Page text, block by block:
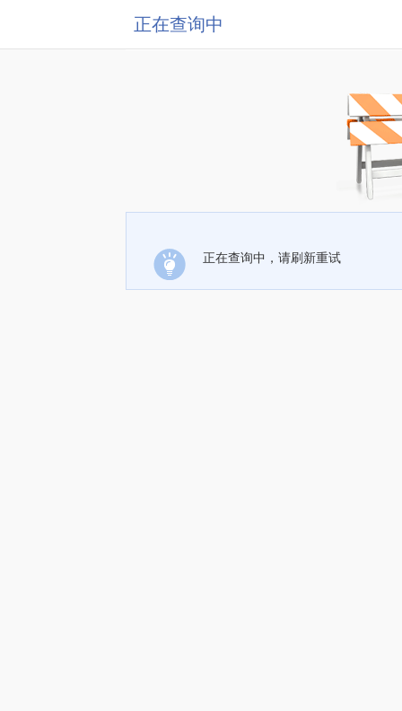
正在查询中
正在查询中，请刷新重试